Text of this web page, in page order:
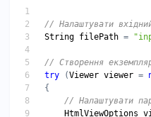
String filePath =
try (Viewer viewer =
HtmlViewOptions